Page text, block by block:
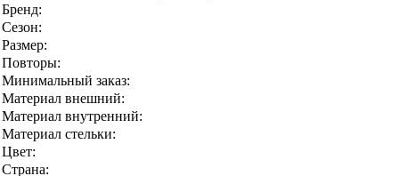
Бренд:
Сезон:
Размер:
Повторы:
Минимальный заказ:
Материал внешний:
Материал внутренний:
Материал стельки:
Цвет:
Страна: